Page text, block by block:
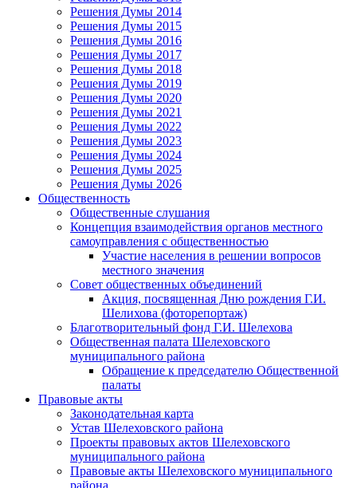
Решения Думы 2014
Решения Думы 2015
Решения Думы 2016
Решения Думы 2017
Решения Думы 2018
Решения Думы 2019
Решения Думы 2020
Решения Думы 2021
Решения Думы 2022
Решения Думы 2023
Решения Думы 2024
Решения Думы 2025
Решения Думы 2026
Общественность
Общественные слушания
Концепция взаимодействия органов местного
самоуправления с общественностью
Участие населения в решении вопросов
местного значения
Совет общественных объединений
Акция, посвященная Дню рождения Г.И.
Шелихова (фоторепортаж)
Благотворительный фонд Г.И. Шелехова
Общественная палата Шелеховского
муниципального района
Обращение к председателю Общественной
палаты
Правовые акты
Законодательная карта
Устав Шелеховского района
Проекты правовых актов Шелеховского
муниципального района
Правовые акты Шелеховского муниципального
района